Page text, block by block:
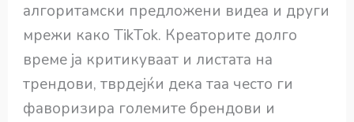
алгоритамски предложени видеа и други
мрежи како TikTok. Креаторите долго
време ја критикуваат и листата на
трендови, тврдејќи дека таа често ги
фаворизира големите брендови и